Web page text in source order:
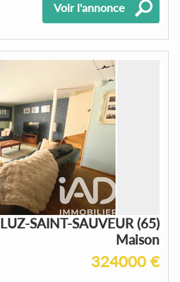
Voir l'annonce
LUZ-SAINT-SAUVEUR (65)
Maison
324000 €